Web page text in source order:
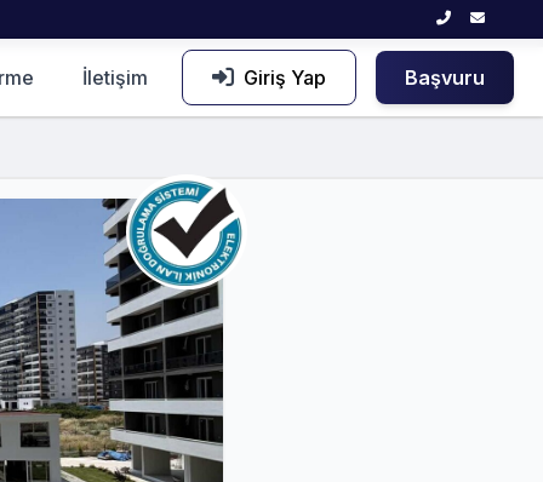
İletişim Giriş Yap Başvuru